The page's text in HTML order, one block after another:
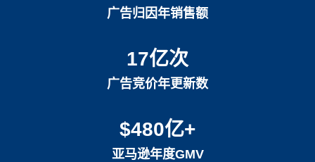
广告归因年销售额
17亿次
广告竞价年更新数
$480亿+
亚马逊年度GMV